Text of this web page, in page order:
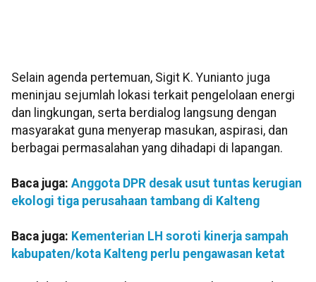
Selain agenda pertemuan, Sigit K. Yunianto juga
meninjau sejumlah lokasi terkait pengelolaan energi
dan lingkungan, serta berdialog langsung dengan
masyarakat guna menyerap masukan, aspirasi, dan
berbagai permasalahan yang dihadapi di lapangan.
Baca juga: Anggota DPR desak usut tuntas kerugian
ekologi tiga perusahaan tambang di Kalteng
Baca juga: Kementerian LH soroti kinerja sampah
kabupaten/kota Kalteng perlu pengawasan ketat